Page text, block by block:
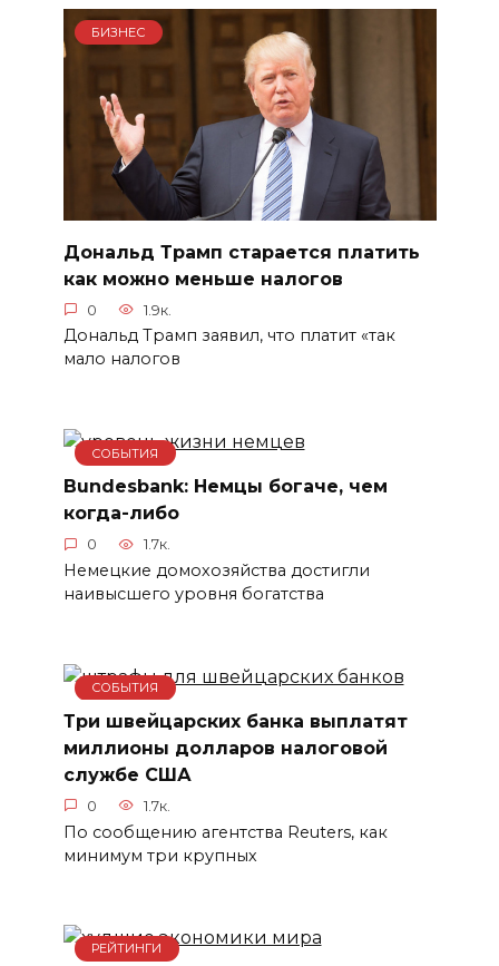
БИЗНЕС
Дональд Трамп старается платить
как можно меньше налогов
0 1.9к.
Дональд Трамп заявил, что платит «так
мало налогов
СОБЫТИЯ
Bundesbank: Немцы богаче, чем
когда-либо
0 1.7к.
Немецкие домохозяйства достигли
наивысшего уровня богатства
СОБЫТИЯ
Три швейцарских банка выплатят
миллионы долларов налоговой
службе США
0 1.7к.
По сообщению агентства Reuters, как
минимум три крупных
РЕЙТИНГИ